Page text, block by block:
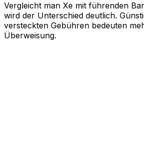
Vergleicht man Xe mit führenden
wird der Unterschied deutlich.
versteckten Gebühren bedeuten
Überweisung.